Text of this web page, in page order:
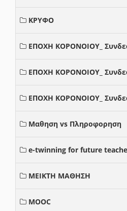
ΚΡΥΦΟ
ΕΠΟΧΗ ΚΟΡΟΝΟΙΟΥ_
ΕΠΟΧΗ ΚΟΡΟΝΟΙΟΥ_
ΕΠΟΧΗ ΚΟΡΟΝΟΙΟΥ_
Μαθηση vs Πληροφορηση
e-twinning for future
ΜΕΙΚΤΗ ΜΑΘΗΣΗ
MOOC